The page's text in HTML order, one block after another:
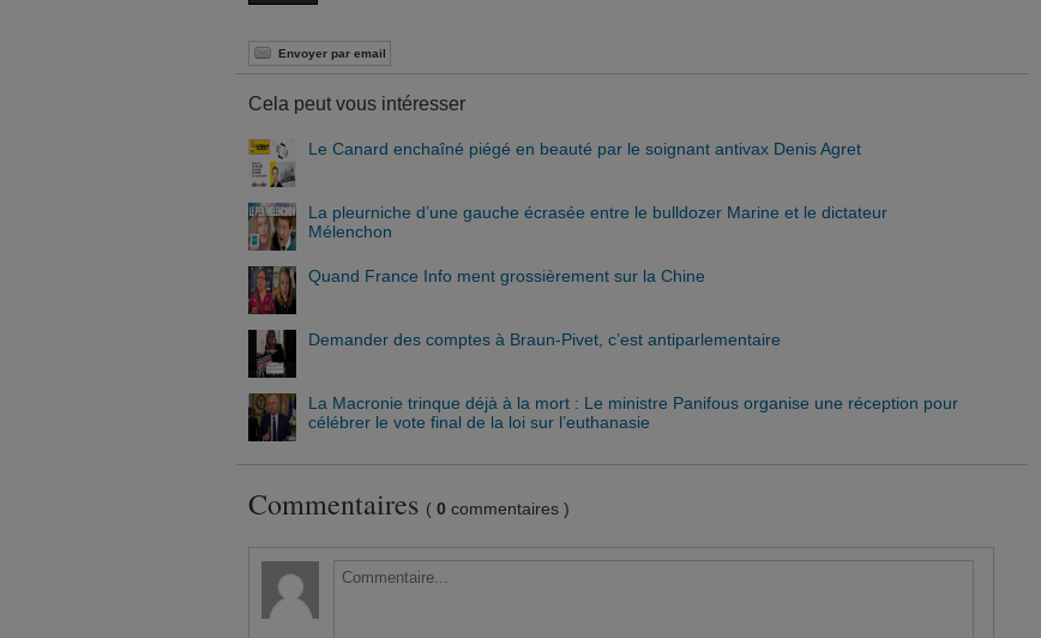
Envoyer par email
Cela peut vous intéresser
Le Canard enchaîné piégé en beauté par le soignant antivax Denis Agret
La pleurniche d’une gauche écrasée entre le bulldozer Marine et le dictateur
Mélenchon
Quand France Info ment grossièrement sur la Chine
Demander des comptes à Braun-Pivet, c’est antiparlementaire
La Macronie trinque déjà à la mort : Le ministre Panifous organise une réception pour
célébrer le vote final de la loi sur l’euthanasie
Commentaires ( 0 commentaires )